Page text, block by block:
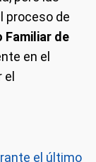
proceso de
Familiar de
en el
el último